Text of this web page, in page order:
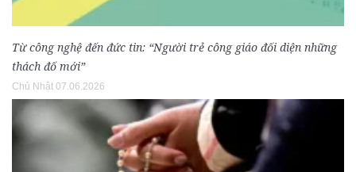
Từ công nghệ đến đức tin: “Người trẻ công giáo đối diện những
thách đố mới”
Chủ Nhật 07.06.2026